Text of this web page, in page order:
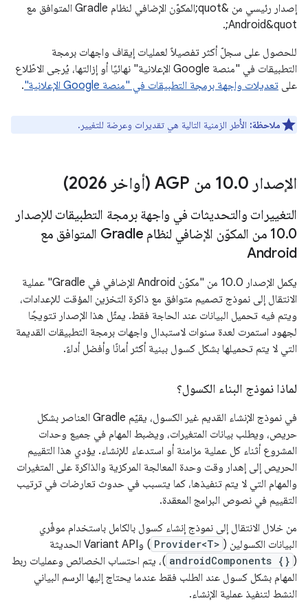
إصدار رئيسي من &quot;المكوّن الإضافي لنظام Gradle المتوافق مع
Android&quot;.
للحصول على سجلّ أكثر تفصيلاً لعمليات إيقاف واجهات برمجة
التطبيقات في "منصة Google الإعلانية" نهائيًا أو إزالتها، يُرجى الاطّلاع
على تعديلات واجهة برمجة التطبيقات في "منصة Google الإعلانية" .
ملاحظة: الأُطر الزمنية التالية هي تقديرات وعرضة للتغيير.
الإصدار 10 .0 من AGP (أواخر 2026)
التغييرات والتحديثات في واجهة برمجة التطبيقات للإصدار
10.
0 من المكوّن الإضافي لنظام Gradle المتوافق مع
Android
يكمل الإصدار 10.0 من "مكوّن Android الإضافي في Gradle" عملية
الانتقال إلى نموذج تصميم متوافق مع ذاكرة التخزين المؤقت للإعدادات،
ويتم فيه تحميل البيانات عند الحاجة فقط. يمثّل هذا الإصدار تتويجًا
لجهود استمرت لعدة سنوات لاستبدال واجهات برمجة التطبيقات القديمة
التي لا يتم تحميلها بشكل كسول ببنية أكثر أمانًا وأفضل أداءً.
لماذا نموذج البناء الكسول؟
في نموذج الإنشاء القديم غير الكسول، يقيّم Gradle العناصر بشكل
حريص، ويطلب بيانات المتغيرات، ويضبط المهام في جميع وحدات
المشروع أثناء كل عملية مزامنة أو استدعاء للإنشاء. يؤدي هذا التقييم
الحريص إلى إهدار وقت وحدة المعالجة المركزية والذاكرة على المتغيرات
والمهام التي لا يتم تنفيذها، كما يتسبب في حدوث تعارضات في ترتيب
التقييم في نصوص البرامج المعقدة.
من خلال الانتقال إلى نموذج إنشاء كسول بالكامل باستخدام موفّري
البيانات الكسولين ( Provider<T>
) وVariant API الحديثة
(
androidComponents {} )، يتم احتساب الخصائص وعمليات ربط
المهام بشكل كسول عند الطلب فقط عندما يحتاج إليها الرسم البياني
النشط لتنفيذ عملية الإنشاء.